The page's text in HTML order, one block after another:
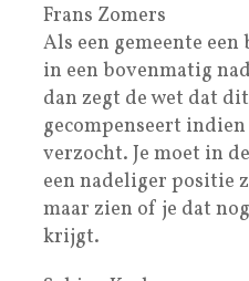
Frans Zomers
Als een gemeente
in een bovenmatig
dan zegt de wet dat
gecompenseert
verzocht. Je moet in
een nadeliger positie
maar zien of je dat
krijgt.